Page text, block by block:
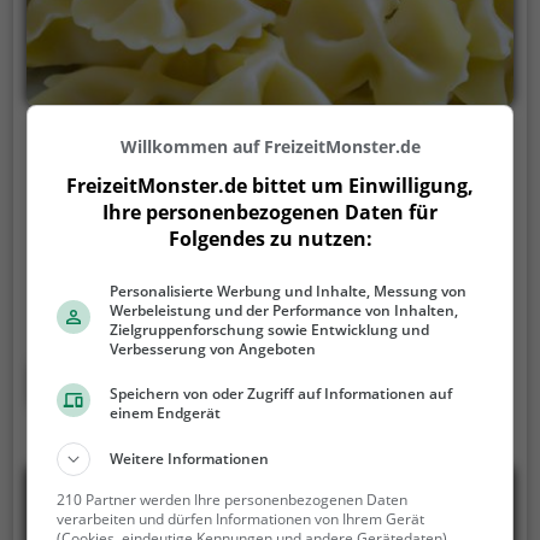
Dalmatino
Am Priel 1, 85560 Ebersberg
In dem Restaurant Dalmatino in Ebersberg taucht
man ein in eine gemütliche Atmosphäre und spürt
das mediterrane Ambiente. Hier genießt man eine
vielfältige Auswahl an Getränken und Speisen, von
Grillgerichten über Pizza bis hin zu gesunden
für jeden Geschmack etwas dabei. Egal ob man Lust
auf Deutsch, Kroatisch, Italienisch oder Balkanisch
hat, hier wird man kulinarisch verwöhnt. Auch für
Frühaufsteher gibt es leckeres Frühstück und für
Naschkatzen verführerischen Kuchen. Das
Mehr erfahren
Willkommen auf FreizeitMonster.de
FreizeitMonster.de bittet um Einwilligung,
Ihre personenbezogenen Daten für
Folgendes zu nutzen:
Personalisierte Werbung und Inhalte, Messung von
Werbeleistung und der Performance von Inhalten,
Zielgruppenforschung sowie Entwicklung und
Verbesserung von Angeboten
Speichern von oder Zugriff auf Informationen auf
einem Endgerät
Weitere Informationen
210 Partner werden Ihre personenbezogenen Daten
verarbeiten und dürfen Informationen von Ihrem Gerät